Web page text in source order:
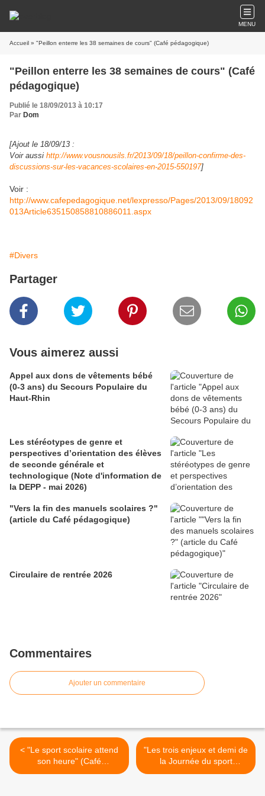
MENU
Accueil » "Peillon enterre les 38 semaines de cours" (Café pédagogique)
"Peillon enterre les 38 semaines de cours" (Café
pédagogique)
Publié le 18/09/2013 à 10:17
Par Dom
[Ajout le 18/09/13 :
Voir aussi http://www.vousnousils.fr/2013/09/18/peillon-confirme-des-
discussions-sur-les-vacances-scolaires-en-2015-550197]
Voir :
http://www.cafepedagogique.net/lexpresso/Pages/2013/09/18092
013Article635150858810886011.aspx
#Divers
Partager
Vous aimerez aussi
Appel aux dons de vêtements bébé
(0-3 ans) du Secours Populaire du
Haut-Rhin
Les stéréotypes de genre et
perspectives d’orientation des élèves
de seconde générale et
technologique (Note d'information de
la DEPP - mai 2026)
"Vers la fin des manuels scolaires ?"
(article du Café pédagogique)
Circulaire de rentrée 2026
Commentaires
Ajouter un commentaire
< "Le sport scolaire attend
son heure" (Café
pédagogique)
"Les trois enjeux et demi de
la Journée du sport
scolaire" (Café